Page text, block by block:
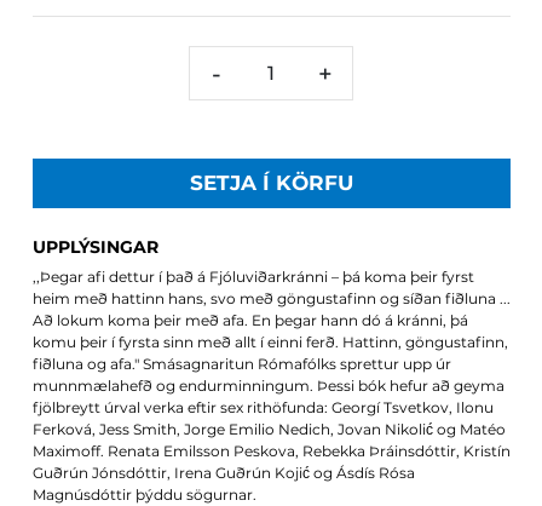
- +
SETJA Í KÖRFU
UPPLÝSINGAR
,,Þegar afi dettur í það á Fjóluviðarkránni – þá koma þeir fyrst
heim með hattinn hans, svo með göngustafinn og síðan fiðluna ...
Að lokum koma þeir með afa. En þegar hann dó á kránni, þá
komu þeir í fyrsta sinn með allt í einni ferð. Hattinn, göngustafinn,
fiðluna og afa." Smásagnaritun Rómafólks sprettur upp úr
munnmælahefð og endurminningum. Þessi bók hefur að geyma
fjölbreytt úrval verka eftir sex rithöfunda: Georgí Tsvetkov, Ilonu
Ferková, Jess Smith, Jorge Emilio Nedich, Jovan Nikolić og Matéo
Maximoff. Renata Emilsson Peskova, Rebekka Þráinsdóttir, Kristín
Guðrún Jónsdóttir, Irena Guðrún Kojić og Ásdís Rósa
Magnúsdóttir þýddu sögurnar.